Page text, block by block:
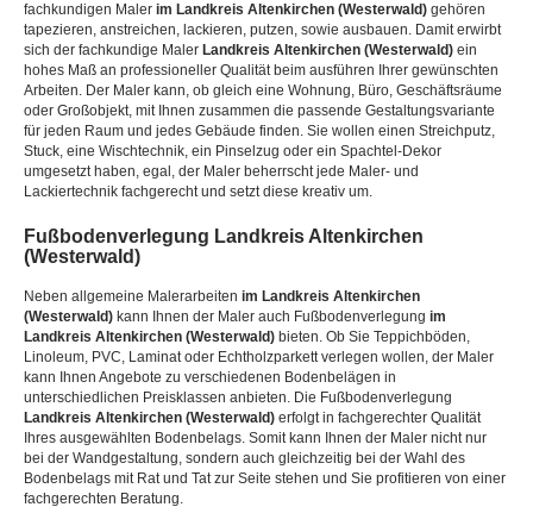
fachkundigen Maler im Landkreis Altenkirchen (Westerwald) gehören
tapezieren, anstreichen, lackieren, putzen, sowie ausbauen. Damit erwirbt
sich der fachkundige Maler Landkreis Altenkirchen (Westerwald) ein
hohes Maß an professioneller Qualität beim ausführen Ihrer gewünschten
Arbeiten. Der Maler kann, ob gleich eine Wohnung, Büro, Geschäftsräume
oder Großobjekt, mit Ihnen zusammen die passende Gestaltungsvariante
für jeden Raum und jedes Gebäude finden. Sie wollen einen Streichputz,
Stuck, eine Wischtechnik, ein Pinselzug oder ein Spachtel-Dekor
umgesetzt haben, egal, der Maler beherrscht jede Maler- und
Lackiertechnik fachgerecht und setzt diese kreativ um.
Fußbodenverlegung Landkreis Altenkirchen
(Westerwald)
Neben allgemeine Malerarbeiten im Landkreis Altenkirchen
(Westerwald) kann Ihnen der Maler auch Fußbodenverlegung im
Landkreis Altenkirchen (Westerwald) bieten. Ob Sie Teppichböden,
Linoleum, PVC, Laminat oder Echtholzparkett verlegen wollen, der Maler
kann Ihnen Angebote zu verschiedenen Bodenbelägen in
unterschiedlichen Preisklassen anbieten. Die Fußbodenverlegung
Landkreis Altenkirchen (Westerwald) erfolgt in fachgerechter Qualität
Ihres ausgewählten Bodenbelags. Somit kann Ihnen der Maler nicht nur
bei der Wandgestaltung, sondern auch gleichzeitig bei der Wahl des
Bodenbelags mit Rat und Tat zur Seite stehen und Sie profitieren von einer
fachgerechten Beratung.